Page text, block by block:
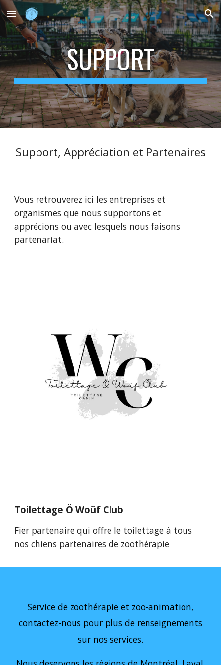
Skip to main content Skip to navigation
SUPPORT
Support, Appréciation et Partenaires
Vous retrouverez ici les entreprises et
organismes que nous supportons et
apprécions ou avec lesquels nous faisons
partenariat.
Toilettage Ö Woüf Club
Fier partenaire qui offre le toilettage à tous
nos chiens partenaires de zoothérapie
Service de zoothérapie et zoo-animation,
contactez-nous pour plus de renseignements
sur nos services.